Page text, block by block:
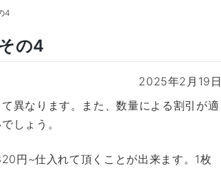
4
の4
2025年2月19日
異なります。また、数量による割引が適
しょう。
円~仕入れて頂くことが出来ます。1枚